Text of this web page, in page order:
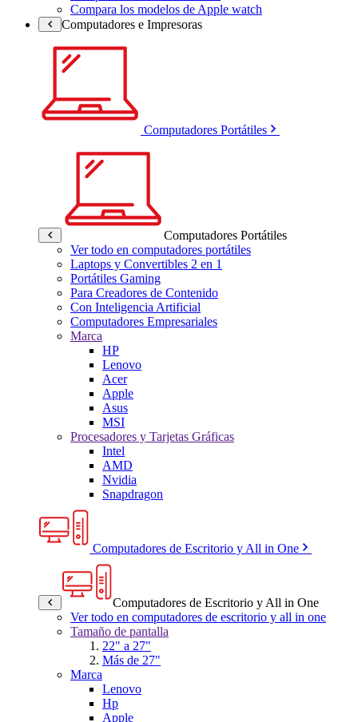
Compara los modelos de Apple watch
Computadores e Impresoras
Computadores Portátiles
Computadores Portátiles
Ver todo en computadores portátiles
Laptops y Convertibles 2 en 1
Portátiles Gaming
Para Creadores de Contenido
Con Inteligencia Artificial
Computadores Empresariales
Marca
HP
Lenovo
Acer
Apple
Asus
MSI
Procesadores y Tarjetas Gráficas
Intel
AMD
Nvidia
Snapdragon
Computadores de Escritorio y All in One
Computadores de Escritorio y All in One
Ver todo en computadores de escritorio y all in one
Tamaño de pantalla
22" a 27"
Más de 27"
Marca
Lenovo
Hp
Apple